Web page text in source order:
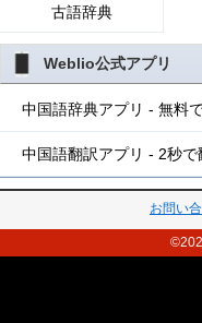
古語辞典
Weblio公式アプリ
中国語辞典アプリ - 無料
中国語翻訳アプリ - 2秒
お問い